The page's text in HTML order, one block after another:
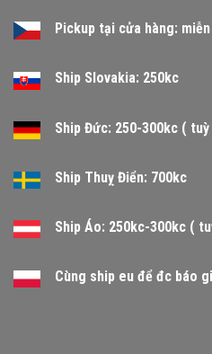
Pickup tại cửa hàng:
Ship Slovakia: 250kc
Ship Đức: 250-300kc (
Ship Thuỵ Điển: 700kc
Ship Áo: 250kc-300kc (
Cùng ship eu để đc báo